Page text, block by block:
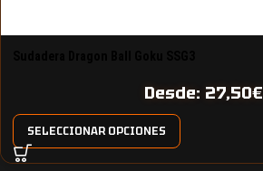
Desde: 27,50€
SELECCIONAR OPCIONES